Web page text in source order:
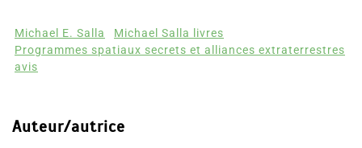
Michael E. Salla
Michael Salla livres
Programmes spatiaux secrets et alliances extraterrestres
avis
Auteur/autrice